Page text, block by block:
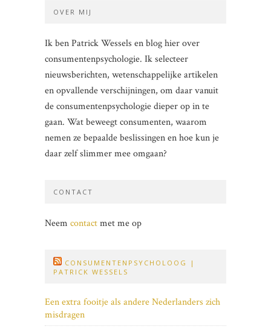
OVER MIJ
Ik ben Patrick Wessels en blog hier over
consumentenpsychologie. Ik selecteer
nieuwsberichten, wetenschappelijke artikelen
en opvallende verschijningen, om daar vanuit
de consumentenpsychologie dieper op in te
gaan. Wat beweegt consumenten, waarom
nemen ze bepaalde beslissingen en hoe kun je
daar zelf slimmer mee omgaan?
CONTACT
Neem contactmet me op
CONSUMENTENPSYCHOLOOG |
PATRICK WESSELS
Een extra fooitje als andere Nederlanders zich
misdragen